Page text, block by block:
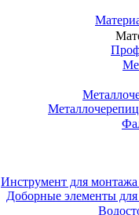
Инструмент для
Доборные элементы